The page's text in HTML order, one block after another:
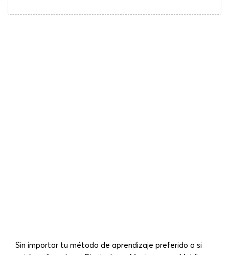
Sin importar tu método de aprendizaje preferido o si